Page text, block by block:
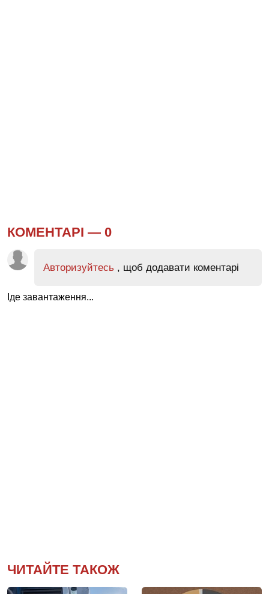
КОМЕНТАРІ — 0
Авторизуйтесь , щоб додавати коментарі
Іде завантаження...
ЧИТАЙТЕ ТАКОЖ